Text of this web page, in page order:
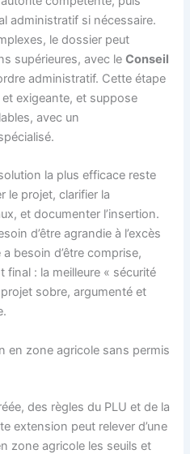
administratif si nécessaire.
le dossier peut
supérieures, avec leConseil
administratif. Cette étape
exigeante, et suppose
avec un
la plus efficace reste
le projet, clarifier la
et documenter l’insertion.
d’être agrandie à l’excès
besoin d’être comprise,
: la meilleure « sécurité
sobre, argumenté et
en zone agricole sans permis
des règles du PLU et de la
extension peut relever d’une
zone agricole les seuils et